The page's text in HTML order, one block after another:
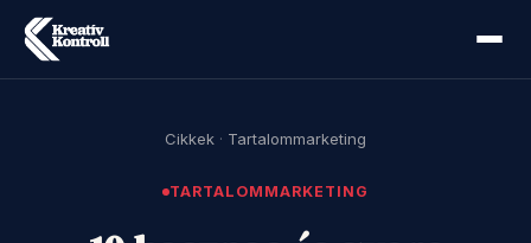
Cikkek · Tartalommarketing
TARTALOMMARKETING